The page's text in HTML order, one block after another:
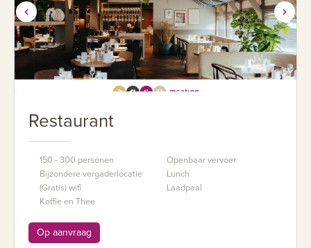
Restaurant
150 - 300 personen
Bijzondere vergaderlocatie
(Gratis) wifi
Koffie en Thee
Openbaar vervoer
Lunch
Laadpaal
Op aanvraag